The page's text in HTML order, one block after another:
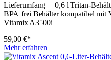
Lieferumfang 0,6 l Tritan-
BPA-frei Behälter kompatibel
Vitamix A3500i
59,00 €*
Mehr erfahren